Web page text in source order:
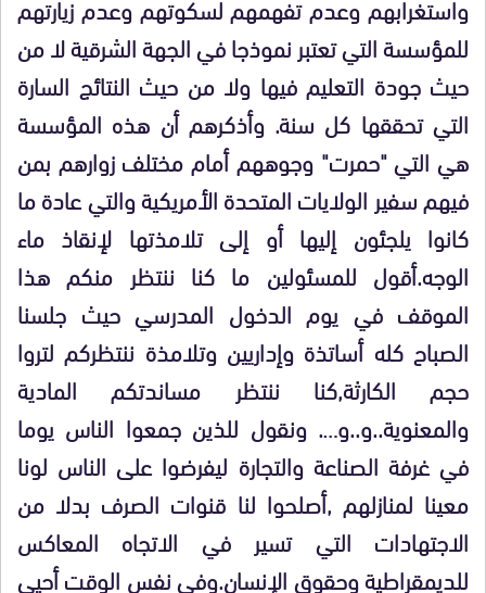
للمؤسسة التي تعتبر نموذجا في الجهة الشرقية لا من
حيث جودة التعليم فيها ولا من حيث النتائج السارة
التي تحققها كل سنة. وأذكرهم أن هذه المؤسسة
هي التي "حمرت" وجوههم أمام مختلف زوارهم بمن
فيهم سفير الولايات المتحدة الأمريكية والتي عادة ما
كانوا يلجئون إليها أو إلى تلامذتها لإنقاذ ماء
الوجه.أقول للمسئولين ما كنا ننتظر منكم هذا
الموقف في يوم الدخول المدرسي حيث جلسنا
الصباح كله أساتذة وإداريين وتلامذة ننتظركم لتروا
حجم الكارثة,كنا ننتظر مساندتكم المادية
والمعنوية..و..و…. ونقول للذين جمعوا الناس يوما
في غرفة الصناعة والتجارة ليفرضوا على الناس لونا
معينا لمنازلهم ,أصلحوا لنا قنوات الصرف بدلا من
الاجتهادات التي تسير في الاتجاه المعاكس
للديمقراطية وحقوق الإنسان.وفي نفس الوقت أحيي